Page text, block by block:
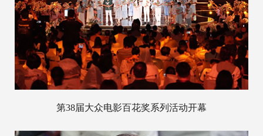
第38届大众电影百花奖系列活动开幕